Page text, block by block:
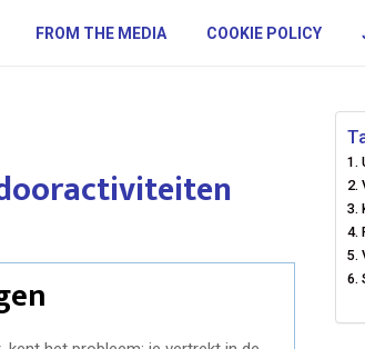
FROM THE MEDIA COOKIE POLICY